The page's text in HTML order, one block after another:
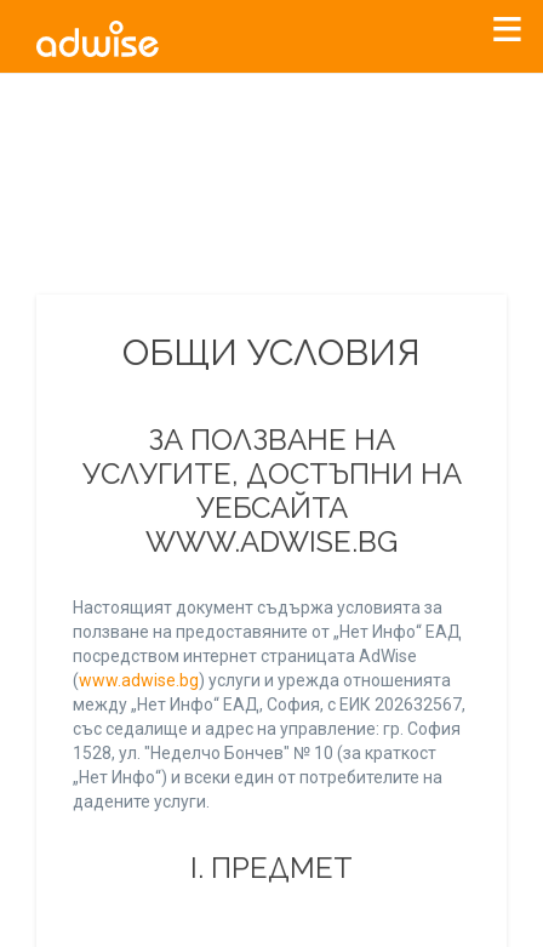
ОБЩИ УСЛОВИЯ
ЗА ПОЛЗВАНЕ НА
УСЛУГИТЕ, ДОСТЪПНИ НА
УЕБСАЙТА
WWW.ADWISE.BG
Настоящият документ съдържа условията за
ползване на предоставяните от „Нет Инфо“ ЕАД
посредством интернет страницата AdWise
(www.adwise.bg) услуги и урежда отношенията
между „Нет Инфо“ ЕАД, София, с ЕИК 202632567,
със седалище и адрес на управление: гр. София
1528, ул. "Неделчо Бончев" № 10 (за краткост
„Нет Инфо“) и всеки един от потребителите на
дадените услуги.
І. ПРЕДМЕТ